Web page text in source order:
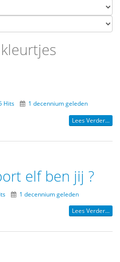
Hits 1 decennium geleden
Lees Verder...
elf ben jij ?
1 decennium geleden
Lees Verder...